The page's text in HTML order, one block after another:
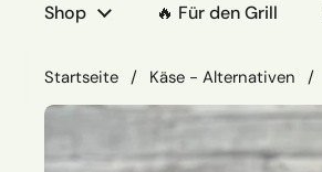
Shop 🔥 Für den Grill
Startseite / Käse - Alternativen /